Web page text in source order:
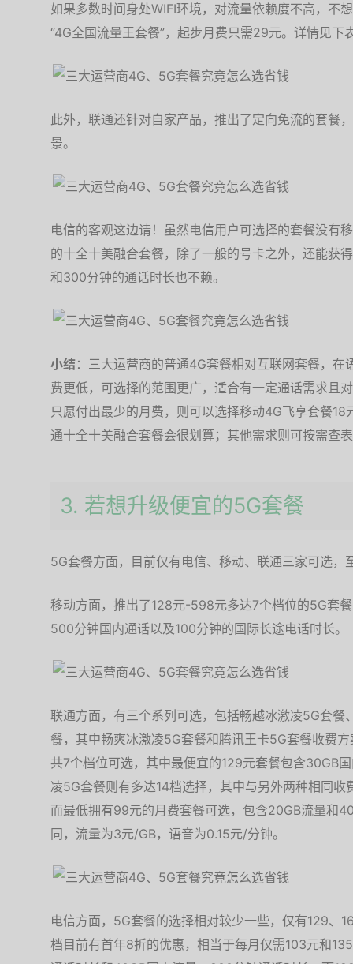
如果多数时间身处WIFI环境，对流量依赖度不高，不
“4G全国流量王套餐”，起步月费只需29元。详情见下
此外，联通还针对自家产品，推出了定向免流的套餐
景。
电信的客观这边请！虽然电信用户可选择的套餐没有
的十全十美融合套餐，除了一般的号卡之外，还能获
和300分钟的通话时长也不赖。
小结：三大运营商的普通4G套餐相对互联网套餐，
费更低，可选择的范围更广，适合有一定通话需求且
只愿付出最少的月费，则可以选择移动4G飞享套餐
通十全十美融合套餐会很划算；其他需求则可按需查
3. 若想升级便宜的5G套餐
5G套餐方面，目前仅有电信、移动、联通三家可选，
移动方面，推出了128元-598元多达7个档位的5G套
500分钟国内通话以及100分钟的国际长途电话时长。
联通方面，有三个系列可选，包括畅越冰激凌5G套
餐，其中畅爽冰激凌5G套餐和腾讯王卡5G套餐收费
共7个档位可选，其中最便宜的129元套餐包含30GB
凌5G套餐则有多达14档选择，其中与另外两种相同
而最低拥有99元的月费套餐可选，包含20GB流量和
同，流量为3元/GB，语音为0.15元/分钟。
电信方面，5G套餐的选择相对较少一些，仅有129、
档目前有首年8折的优惠，相当于每月仅需103元和